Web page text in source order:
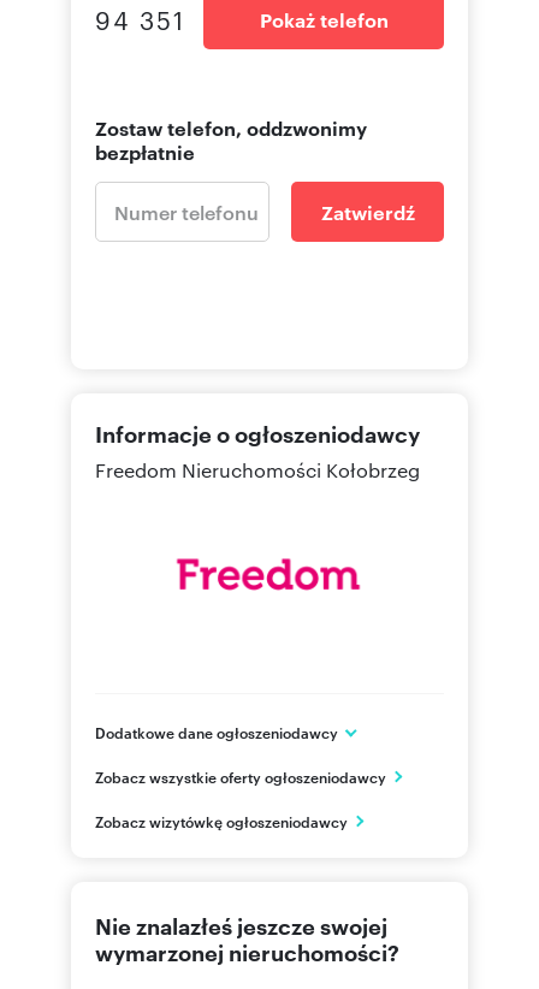
94 351 Pokaż telefon
Zostaw telefon, oddzwonimy
bezpłatnie
Zatwierdź
Informacje o ogłoszeniodawcy
Freedom Nieruchomości Kołobrzeg
Dodatkowe dane ogłoszeniodawcy
Kołobrzeg
PL
94 351 Pokaż telefon
Zobacz wszystkie oferty ogłoszeniodawcy
Zobacz wizytówkę ogłoszeniodawcy
Nie znalazłeś jeszcze swojej
wymarzonej nieruchomości?